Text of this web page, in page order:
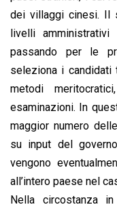
dei villaggi cinesi. Il
livelli
passando per le
seleziona i candidati
metodi
esaminazioni. In
maggior numero
su input del
vengono
all’intero paese nel
Nella circostanza